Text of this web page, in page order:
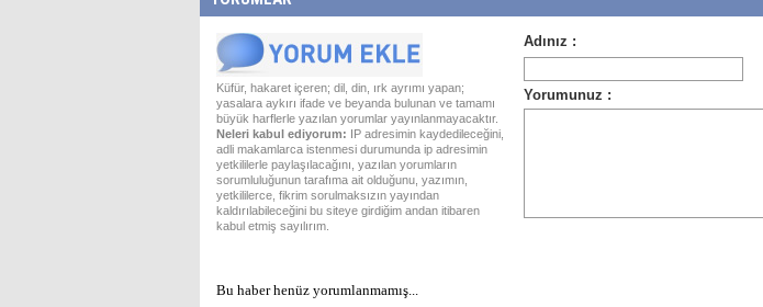
Küfür, hakaret içeren; dil, din, ırk ayrımı yapan;
yasalara aykırı ifade ve beyanda bulunan ve tamamı
büyük harflerle yazılan yorumlar yayınlanmayacaktır.
Neleri kabul ediyorum: IP adresimin kaydedileceğini,
adli makamlarca istenmesi durumunda ip adresimin
yetkililerle paylaşılacağını, yazılan yorumların
sorumluluğunun tarafıma ait olduğunu, yazımın,
yetkililerce, fikrim sorulmaksızın yayından
kaldırılabileceğini bu siteye girdiğim andan itibaren
kabul etmiş sayılırım.
Bu haber henüz yorumlanmamış...